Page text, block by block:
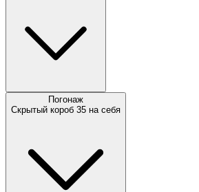
Погонаж
Скрытый короб 35 на себя